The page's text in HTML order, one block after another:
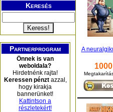
Keresés
Partnerprogram
Önnek is van
weboldala?
Hirdetnénk rajta!
Keressen pénztazzal,
hogy kirakja
bannerünket!
Kattintson a
részletekért!
A